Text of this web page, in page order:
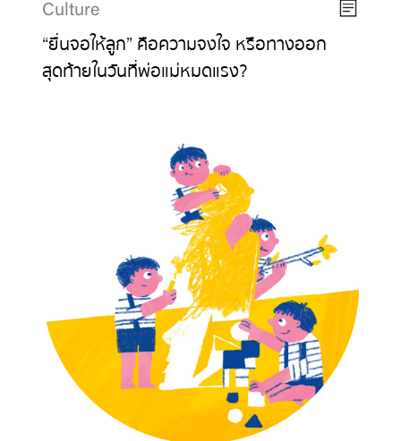
Culture
“ยื่นจอให้ลูก” คือความจงใจ หรือทางออก
สุดท้ายในวันที่พ่อแม่หมดแรง?